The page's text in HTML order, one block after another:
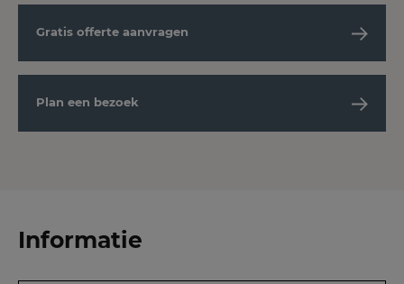
Gratis offerte aanvragen
Plan een bezoek
Informatie